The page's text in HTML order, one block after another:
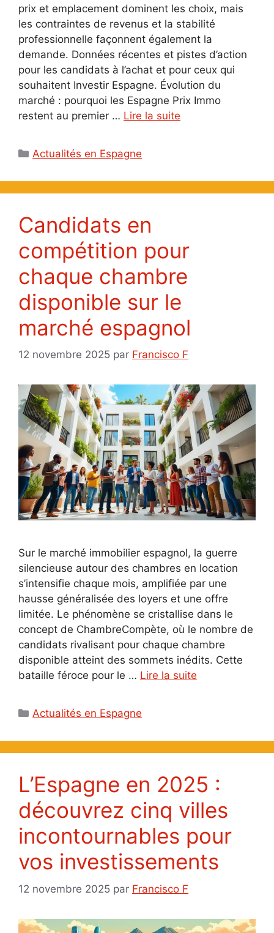
prix et emplacement dominent les choix, mais
les contraintes de revenus et la stabilité
professionnelle façonnent également la
demande. Données récentes et pistes d’action
pour les candidats à l’achat et pour ceux qui
souhaitent Investir Espagne. Évolution du
marché : pourquoi les Espagne Prix Immo
restent au premier … Lire la suite
Catégories
Actualités en Espagne
candidats en
compétition pour
chaque chambre
disponible sur le
marché espagnol
12 novembre 2025 par Francisco F
Sur le marché immobilier espagnol, la guerre
silencieuse autour des chambres en location
s’intensifie chaque mois, amplifiée par une
hausse généralisée des loyers et une offre
limitée. Le phénomène se cristallise dans le
concept de ChambreCompète, où le nombre de
candidats rivalisant pour chaque chambre
disponible atteint des sommets inédits. Cette
bataille féroce pour le … Lire la suite
Catégories
Actualités en Espagne
L’Espagne en 2025 :
découvrez cinq villes
incontournables pour
vos investissements
12 novembre 2025 par Francisco F